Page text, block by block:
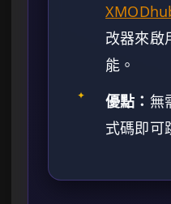
改器來啟
能。
✦ 優點： 無
式碼即可